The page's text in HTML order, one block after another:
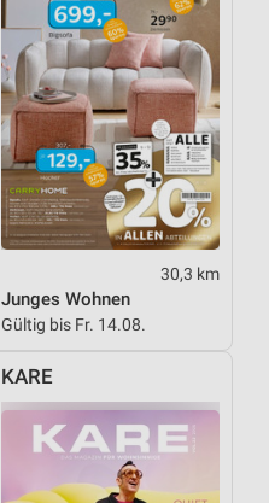
30,3 km
Junges Wohnen
Gültig bis Fr. 14.08.
KARE